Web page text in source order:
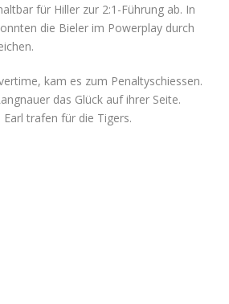
für Hiller zur 2:1-Führung ab. In
die Bieler im Powerplay durch
kam es zum Penaltyschiessen.
das Glück auf ihrer Seite.
trafen für die Tigers.